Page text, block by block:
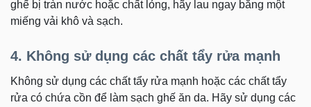
ghế bị tràn nước hoặc chất lỏng, hãy lau ngay bằng một
miếng vải khô và sạch.
4. Không sử dụng các chất tẩy rửa mạnh
Không sử dụng các chất tẩy rửa mạnh hoặc các chất tẩy
rửa có chứa cồn để làm sạch ghế ăn da. Hãy sử dụng các